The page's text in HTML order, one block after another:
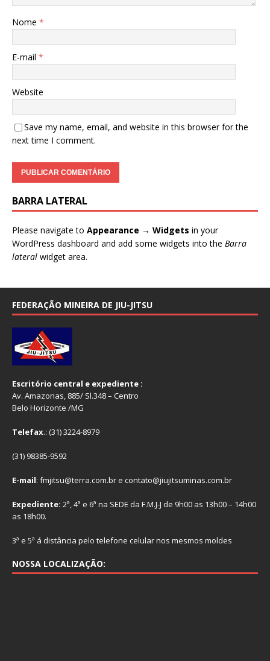
Nome *
E-mail *
Website
Save my name, email, and website in this browser for the
next time I comment.
BARRA LATERAL
Please navigate to Appearance → Widgets in your
WordPress dashboard and add some widgets into the Barra
lateral widget area.
FEDERAÇÃO MINEIRA DE JIU-JITSU
Escritório central e expediente :
Av. Amazonas, 885/ Sl.348 – Centro
Belo Horizonte /MG
Telefax.: (31) 3224-8979
(31) 98385-9592
E-mail: fmjitsu@terra.com.br e contato@jiujitsuminas.com.br
Expediente: 2ª, 4ª e 6ª na SEDE da F.M.J-J de 9h00 as 13h00 – 14h00
as 18h00.
3ª e 5ª á distância pelo telefone celular nos mesmos moldes
NOSSA LOCALIZAÇÃO: